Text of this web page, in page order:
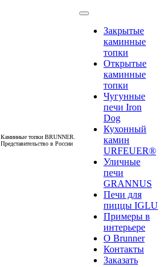
Каминные топки BRUNNER.
Представительство в России
Закрытые
каминные
топки
Открытые
каминные
топки
Чугунные
печи Iron
Dog
Кухонный
камин
URFEUER®
Уличные
печи
GRANNUS
Печи для
пиццы IGLU
Примеры в
интерьере
О Brunner
Контакты
Заказать